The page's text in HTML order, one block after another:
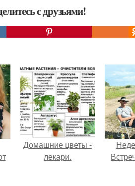
с друзьями!
Домашние цветы -
лекари.